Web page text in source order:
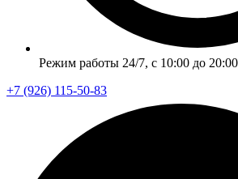
Режим работы 24/7, с 10:00 до 20:00
+7 (926) 115-50-83